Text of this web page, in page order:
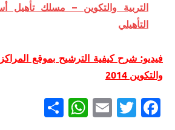
التربية والتكوين – مسلك تأهيل
التأهيلي
فيديو: شرح كيفية الترشيح بموقع المراكز
والتكوين 2014
Facebook
Twitter
Email